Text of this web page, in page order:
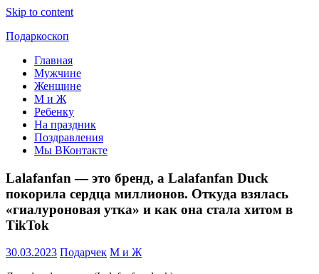
Skip to content
Подаркоскоп
Поможем
выбрать
подарить
Главная
Мужчине
Женщине
М и Ж
Ребенку
На праздник
Поздравления
Мы ВКонтакте
Lalafanfan — это бренд, а Lalafanfan Duck
покорила сердца миллионов. Откуда взялась
«гиалуроновая утка» и как она стала хитом в
TikTok
30.03.2023 Подарчек М и Ж